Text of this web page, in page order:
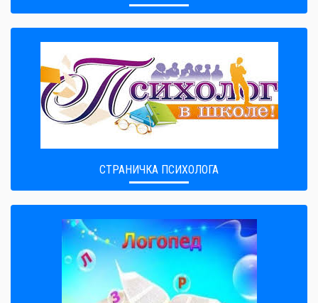
СТРАНИЧКА ПСИХОЛОГА